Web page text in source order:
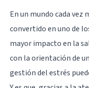
En un mundo cada vez
convertido en uno de
mayor impacto en la
con la orientación de
gestión del estrés